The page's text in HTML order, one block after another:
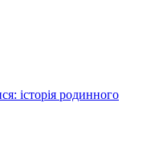
історія родинного